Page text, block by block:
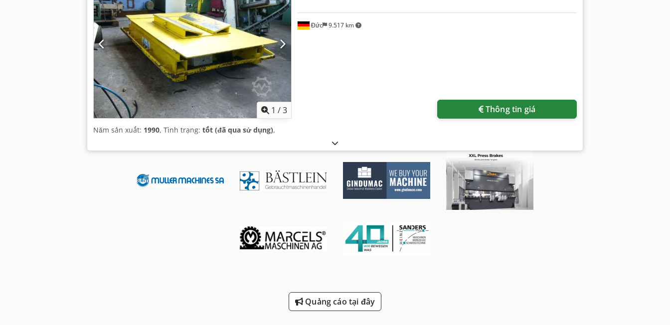
1 /3
Đức 9.517 km
Thông tin giá
Năm sản xuất: 1990, Tình trạng: tốt (đã qua sử dụng),
Quảng cáo tại đây